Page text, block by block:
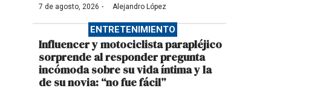
7 de agosto, 2026 · Alejandro López
ENTRETENIMIENTO
Influencer y motociclista parapléjico
sorprende al responder pregunta
incómoda sobre su vida íntima y la
de su novia: “no fue fácil”